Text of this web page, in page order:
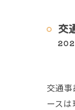
交
交通
ース